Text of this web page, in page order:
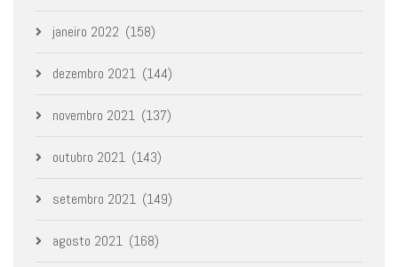
janeiro 2022 (158)
dezembro 2021 (144)
novembro 2021 (137)
outubro 2021 (143)
setembro 2021 (149)
agosto 2021 (168)